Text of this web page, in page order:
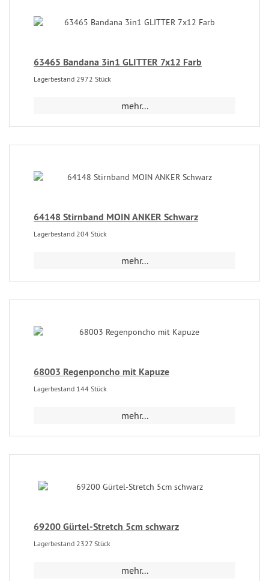
63465 Bandana 3in1 GLITTER 7x12 Farb
Lagerbestand 2972 Stück
mehr...
64148 Stirnband MOIN ANKER Schwarz
Lagerbestand 204 Stück
mehr...
68003 Regenponcho mit Kapuze
Lagerbestand 144 Stück
mehr...
69200 Gürtel-Stretch 5cm schwarz
Lagerbestand 2327 Stück
mehr...